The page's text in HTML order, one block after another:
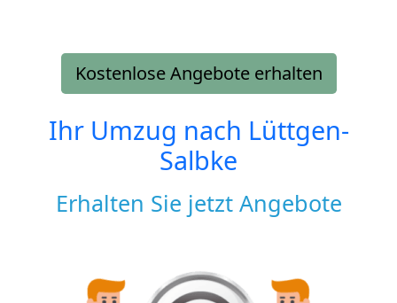
Kostenlose Angebote erhalten
Ihr Umzug nach Lüttgen-
Salbke
Erhalten Sie jetzt Angebote